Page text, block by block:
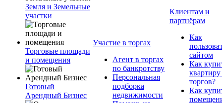
Земля и Земельные
участки
Торговые площади
и помещения
Готовый
Арендный Бизнес
Участие в торгах
Агент в торгах
по банкротству
Персональная
подборка
недвижимости
Клиентам и
партнёрам
Как
сайтом
Как
квартиру
торгов?
Как